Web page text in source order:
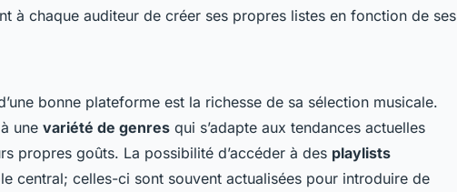
à chaque auditeur de créer ses propres listes en fonction de ses
bonne plateforme est la richesse de sa sélection musicale.
une variété de genres qui s’adapte aux tendances actuelles
propres goûts. La possibilité d’accéder à des playlists
central; celles-ci sont souvent actualisées pour introduire de